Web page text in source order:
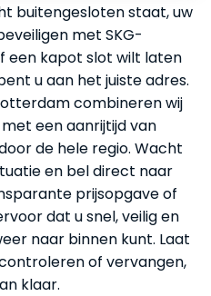
buitengesloten staat, uw
met SKG-
een kapot slot wilt laten
u aan het juiste adres.
combineren wij
een aanrijtijd van
de hele regio. Wacht
en bel direct naar
prijsopgave of
dat u snel, veilig en
naar binnen kunt. Laat
of vervangen,
klaar.